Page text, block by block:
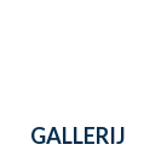
GALLERIJ